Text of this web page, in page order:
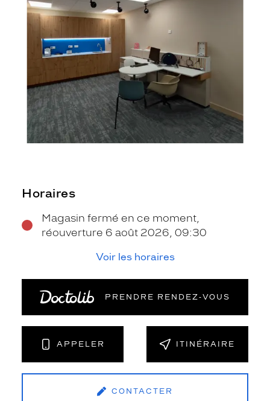
Horaires
Magasin fermé en ce moment,
réouverture 6 août 2026, 09:30
Voir les horaires
PRENDRE RENDEZ‑VOUS
APPELER ITINÉRAIRE
CONTACTER